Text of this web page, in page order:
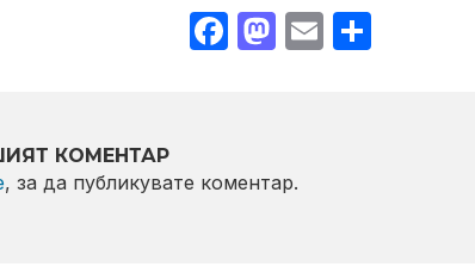
Facebook
Mastodon
EmailShare
КОМЕНТАР
, за да публикувате коментар.